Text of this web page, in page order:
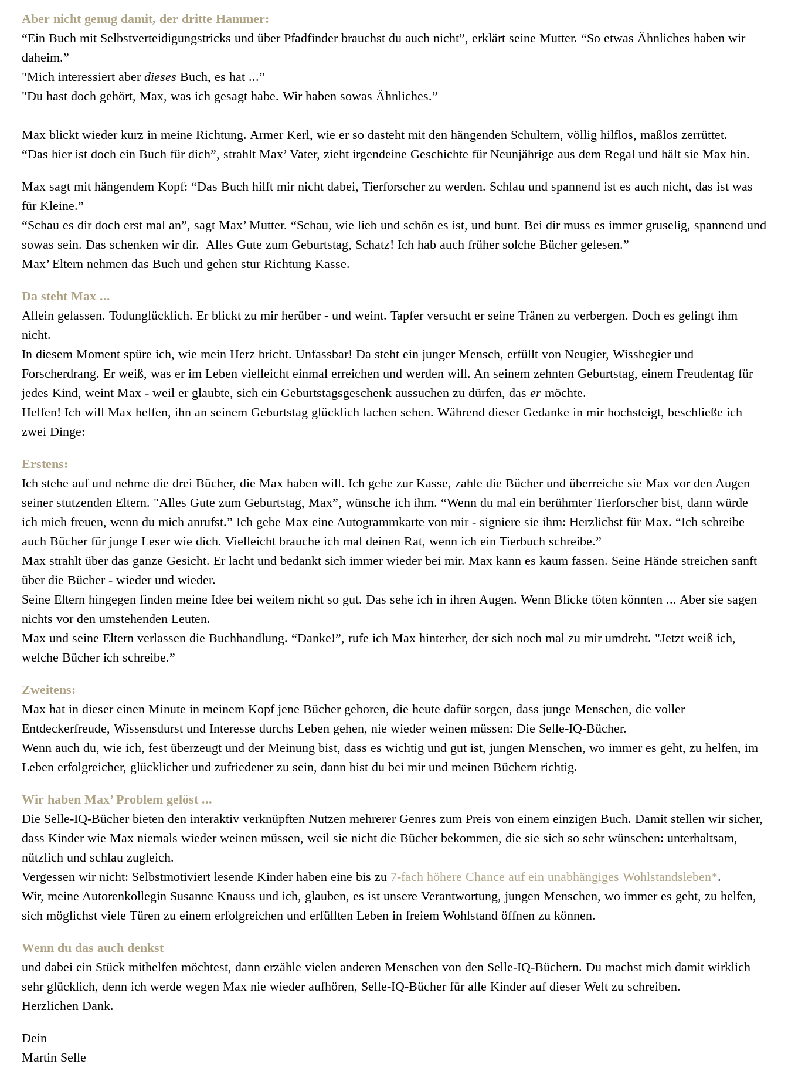
Aber nicht genug damit, der dritte Hammer:
“Ein Buch mit Selbstverteidigungstricks und über Pfadfinder brauchst du auch nicht”, erklärt seine Mutter. “So etwas Ähnliches haben wir
daheim.”
"Mich interessiert aber dieses Buch, es hat ...”
"Du hast doch gehört, Max, was ich gesagt habe. Wir haben sowas Ähnliches.”
Max blickt wieder kurz in meine Richtung. Armer Kerl, wie er so dasteht mit den hängenden Schultern, völlig hilflos, maßlos zerrüttet.
“Das hier ist doch ein Buch für dich”, strahlt Max’ Vater, zieht irgendeine Geschichte für Neunjährige aus dem Regal und hält sie Max hin.
Max sagt mit hängendem Kopf: “Das Buch hilft mir nicht dabei, Tierforscher zu werden. Schlau und spannend ist es auch nicht, das ist was
für Kleine.”
“Schau es dir doch erst mal an”, sagt Max’ Mutter. “Schau, wie lieb und schön es ist, und bunt. Bei dir muss es immer gruselig, spannend und
sowas sein. Das schenken wir dir. Alles Gute zum Geburtstag, Schatz! Ich hab auch früher solche Bücher gelesen.”
Max’ Eltern nehmen das Buch und gehen stur Richtung Kasse.
Da steht Max ...
Allein gelassen. Todunglücklich. Er blickt zu mir herüber - und weint. Tapfer versucht er seine Tränen zu verbergen. Doch es gelingt ihm
nicht.
In diesem Moment spüre ich, wie mein Herz bricht. Unfassbar! Da steht ein junger Mensch, erfüllt von Neugier, Wissbegier und
Forscherdrang. Er weiß, was er im Leben vielleicht einmal erreichen und werden will. An seinem zehnten Geburtstag, einem Freudentag für
jedes Kind, weint Max - weil er glaubte, sich ein Geburtstagsgeschenk aussuchen zu dürfen, das er möchte.
Helfen! Ich will Max helfen, ihn an seinem Geburtstag glücklich lachen sehen. Während dieser Gedanke in mir hochsteigt, beschließe ich
zwei Dinge:
Erstens:
Ich stehe auf und nehme die drei Bücher, die Max haben will. Ich gehe zur Kasse, zahle die Bücher und überreiche sie Max vor den Augen
seiner stutzenden Eltern. "Alles Gute zum Geburtstag, Max”, wünsche ich ihm. “Wenn du mal ein berühmter Tierforscher bist, dann würde
ich mich freuen, wenn du mich anrufst.” Ich gebe Max eine Autogrammkarte von mir - signiere sie ihm: Herzlichst für Max. “Ich schreibe
auch Bücher für junge Leser wie dich. Vielleicht brauche ich mal deinen Rat, wenn ich ein Tierbuch schreibe.”
Max strahlt über das ganze Gesicht. Er lacht und bedankt sich immer wieder bei mir. Max kann es kaum fassen. Seine Hände streichen sanft
über die Bücher - wieder und wieder.
Seine Eltern hingegen finden meine Idee bei weitem nicht so gut. Das sehe ich in ihren Augen. Wenn Blicke töten könnten ... Aber sie sagen
nichts vor den umstehenden Leuten.
Max und seine Eltern verlassen die Buchhandlung. “Danke!”, rufe ich Max hinterher, der sich noch mal zu mir umdreht. "Jetzt weiß ich,
welche Bücher ich schreibe.”
Zweitens:
Max hat in dieser einen Minute in meinem Kopf jene Bücher geboren, die heute dafür sorgen, dass junge Menschen, die voller
Entdeckerfreude, Wissensdurst und Interesse durchs Leben gehen, nie wieder weinen müssen: Die Selle-IQ-Bücher.
Wenn auch du, wie ich, fest überzeugt und der Meinung bist, dass es wichtig und gut ist, jungen Menschen, wo immer es geht, zu helfen, im
Leben erfolgreicher, glücklicher und zufriedener zu sein, dann bist du bei mir und meinen Büchern richtig.
Wir haben Max’ Problem gelöst ...
Die Selle-IQ-Bücher bieten den interaktiv verknüpften Nutzen mehrerer Genres zum Preis von einem einzigen Buch. Damit stellen wir sicher,
dass Kinder wie Max niemals wieder weinen müssen, weil sie nicht die Bücher bekommen, die sie sich so sehr wünschen: unterhaltsam,
nützlich und schlau zugleich.
Vergessen wir nicht: Selbstmotiviert lesende Kinder haben eine bis zu 7-fach höhere Chance auf ein unabhängiges Wohlstandsleben*.
Wir, meine Autorenkollegin Susanne Knauss und ich, glauben, es ist unsere Verantwortung, jungen Menschen, wo immer es geht, zu helfen,
sich möglichst viele Türen zu einem erfolgreichen und erfüllten Leben in freiem Wohlstand öffnen zu können.
Wenn du das auch denkst
und dabei ein Stück mithelfen möchtest, dann erzähle vielen anderen Menschen von den Selle-IQ-Büchern. Du machst mich damit wirklich
sehr glücklich, denn ich werde wegen Max nie wieder aufhören, Selle-IQ-Bücher für alle Kinder auf dieser Welt zu schreiben.
Herzlichen Dank.
Dein
Martin Selle